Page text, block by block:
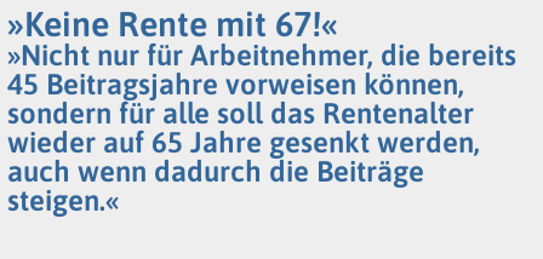
»Keine Rente mit 67!«
»Nicht nur für Arbeitnehmer, die bereits
45 Beitragsjahre vorweisen können,
sondern für alle soll das Rentenalter
wieder auf 65 Jahre gesenkt werden,
auch wenn dadurch die Beiträge
steigen.«